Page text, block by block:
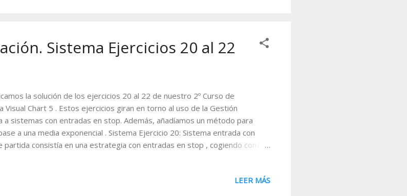
Sistema Ejercicios 20 al 22
la solución de los ejercicios 20 al 22 de nuestro 2º Curso de
Visual Chart 5 . Estos ejercicios giran en torno al uso de la Gestión
a sistemas con entradas en stop. Además, añadíamos un método para
a una media exponencial . Sistema Ejercicio 20: Sistema entrada con
partida consistía en una estrategia con entradas en stop , cogiendo como
y GetSwingLow , las cuales calculan los valores de los pivots o swings
LEER MÁS